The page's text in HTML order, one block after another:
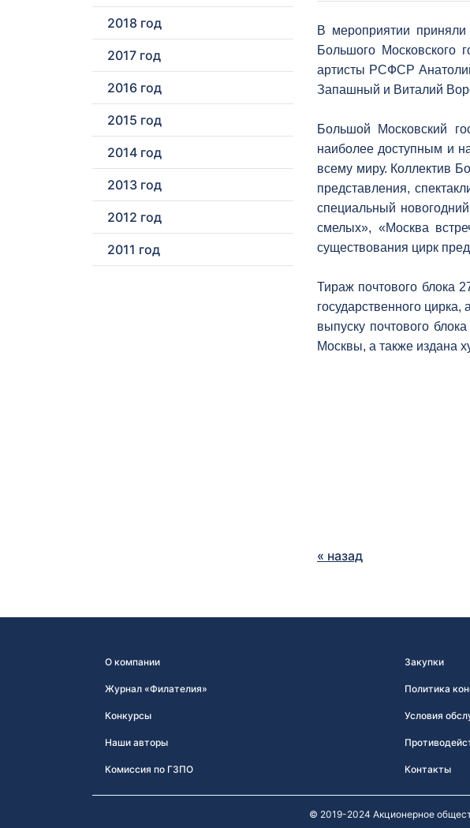
2018 год
2017 год
2016 год
2015 год
2014 год
2013 год
2012 год
2011 год
В мероприятии приняли
Большого Московского
артисты РСФСР
Запашный и Виталий
Большой Московский
наиболее доступным и
всему миру. Коллектив
представления,
специальный
смелых», «Москва
существования цирк
Тираж почтового блока
государственного
выпуску почтового
Москвы, а также издана
« назад
О компании
Журнал «Филателия»
Конкурсы
Наши авторы
Комиссия по ГЗПО
Закупки
Политика
Условия
Контакты
© 2019-2024 Акционерное